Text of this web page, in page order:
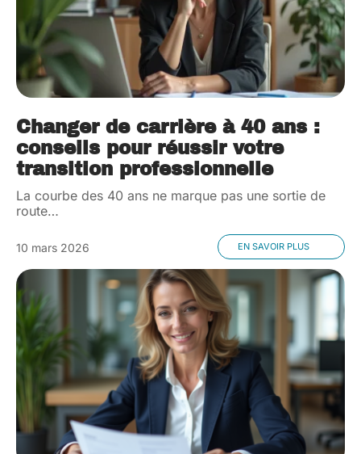
Changer de carrière à 40 ans :
conseils pour réussir votre
transition professionnelle
La courbe des 40 ans ne marque pas une sortie de
route…
10 mars 2026 EN SAVOIR PLUS